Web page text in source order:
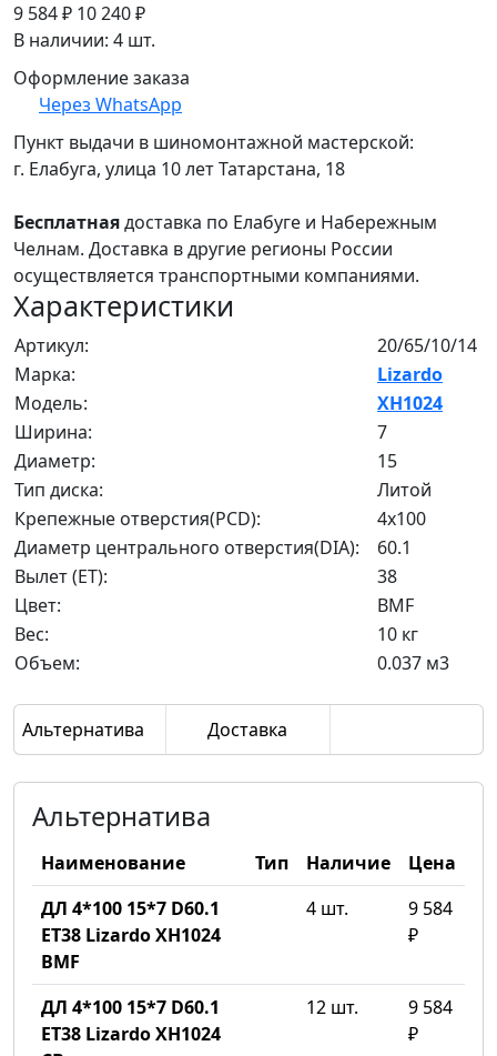
9 584 ₽ 10 240 ₽
В наличии: 4 шт.
Оформление заказа
Через WhatsApp
Пункт выдачи в шиномонтажной мастерской:
г. Елабуга, улица 10 лет Татарстана, 18
Бесплатнаядоставка по Елабуге и Набережным
Челнам. Доставка в другие регионы России
осуществляется транспортными компаниями.
Характеристики
Артикул:
20/65/10/14
Марка:
Lizardo
Модель:
XH1024
Ширина:
7
Диаметр:
15
Тип диска:
Литой
Крепежные отверстия(PCD):
4x100
Диаметр центрального отверстия(DIA):
60.1
Вылет (ET):
38
Цвет:
BMF
Вес:
10 кг
Объем:
0.037 м3
Альтернатива Доставка
Альтернатива
Наименование Тип Наличие
Цена
ДЛ 4*100 15*7 D60.1
ET38 Lizardo XH1024
BMF
4 шт.
9 584
₽
ДЛ 4*100 15*7 D60.1
ET38 Lizardo XH1024
12 шт.
9 584
₽